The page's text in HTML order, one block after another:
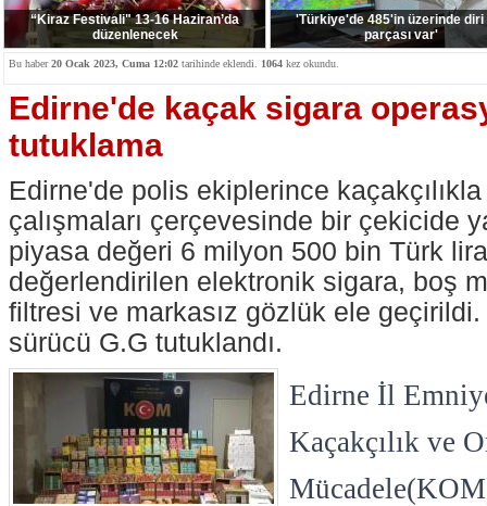
“Kiraz Festivali" 13-16 Haziran’da
düzenlenecek
'Türkiye'de 485'in üzerinde diri
parçası var'
Bu haber20 Ocak 2023, Cuma 12:02 tarihinde eklendi. 1064 kez okundu.
Edirne'de kaçak sigara
tutuklama
Edirne'de polis ekiplerince
çalışmaları çerçevesinde bir çekicide
piyasa değeri 6 milyon 500 bin Türk
değerlendirilen elektronik sigara, boş
filtresi ve markasız gözlük ele geçirildi.
sürücü G.G tutuklandı.
Edirne İl
Kaçakçılık ve